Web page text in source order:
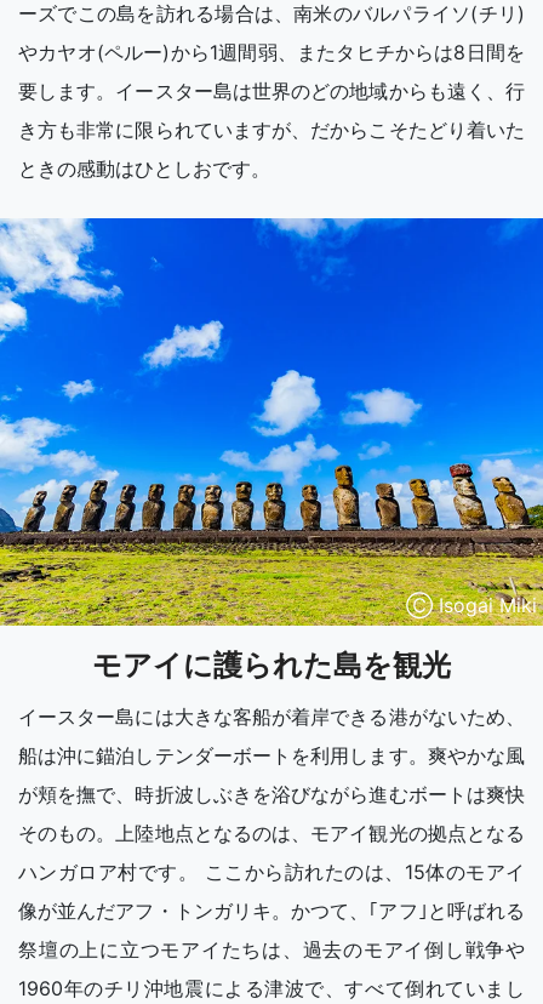
ーズでこの島を訪れる場合は、南米のバルパライソ(チリ)
やカヤオ(ペルー)から1週間弱、またタヒチからは8日間を
要します。イースター島は世界のどの地域からも遠く、行
き方も非常に限られていますが、だからこそたどり着いた
ときの感動はひとしおです。
Ⓒ Isogai Miki
モアイに護られた島を観光
イースター島には大きな客船が着岸できる港がないため、
船は沖に錨泊しテンダーボートを利用します。爽やかな風
が頬を撫で、時折波しぶきを浴びながら進むボートは爽快
そのもの。上陸地点となるのは、モアイ観光の拠点となる
ハンガロア村です。 ここから訪れたのは、15体のモアイ
像が並んだアフ・トンガリキ。かつて、｢アフ｣と呼ばれる
祭壇の上に立つモアイたちは、過去のモアイ倒し戦争や
1960年のチリ沖地震による津波で、すべて倒れていまし